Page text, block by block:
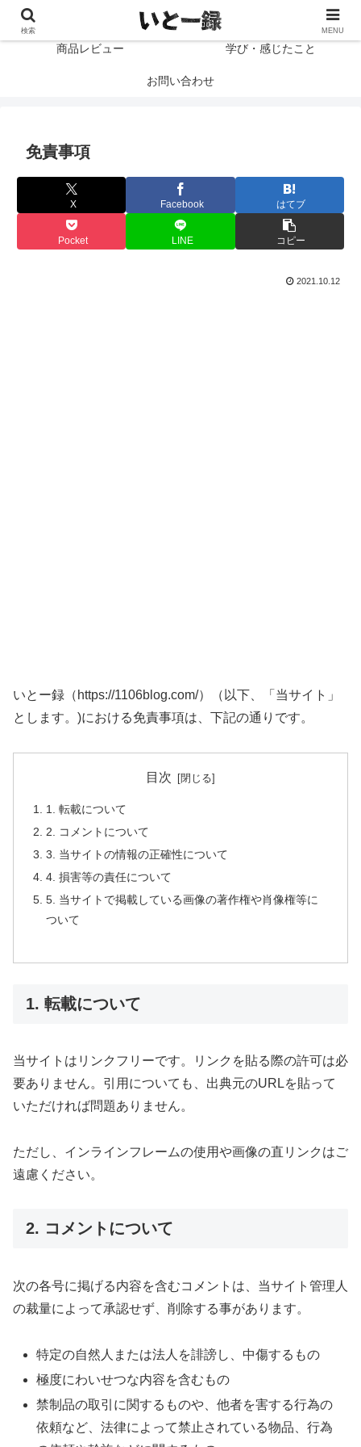
商品レビュー 学び・感じたこと
お問い合わせ
免責事項
X Facebook はてブ
Pocket LINE コピー
2021.10.12
いとー録（https://1106blog.com/）（以下、「当サイト」
とします。)における免責事項は、下記の通りです。
目次
1. 転載について
2. コメントについて
3. 当サイトの情報の正確性について
4. 損害等の責任について
5. 当サイトで掲載している画像の著作権や肖像権等に
ついて
1. 転載について
当サイトはリンクフリーです。リンクを貼る際の許可は必
要ありません。引用についても、出典元のURLを貼って
いただければ問題ありません。
ただし、インラインフレームの使用や画像の直リンクはご
遠慮ください。
2. コメントについて
次の各号に掲げる内容を含むコメントは、当サイト管理人
の裁量によって承認せず、削除する事があります。
特定の自然人または法人を誹謗し、中傷するもの
極度にわいせつな内容を含むもの
禁制品の取引に関するものや、他者を害する行為の
依頼など、法律によって禁止されている物品、行為
検索 MENU